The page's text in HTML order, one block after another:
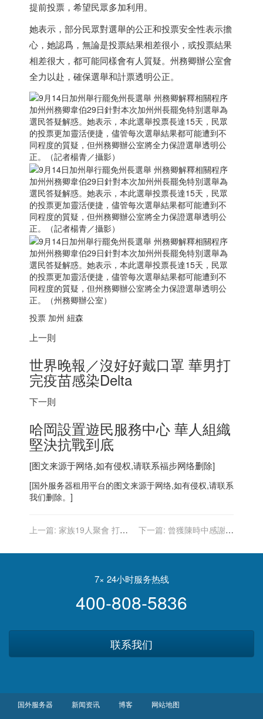
提前投票，希望民眾多加利用。
她表示，部分民眾對選舉的公正和投票安全性表示擔
心，她認爲，無論是投票結果相差很小，或投票結果
相差很大，都可能同樣會有人質疑。州務卿辦公室會
全力以赴，確保選舉和計票透明公正。
加州州務卿韋伯29日針對本次加州州長罷免特別選舉為
選民答疑解惑。她表示，本此選舉投票長達15天，民眾
的投票更加靈活便捷，儘管每次選舉結果都可能遭到不
同程度的質疑，但州務卿辦公室將全力保證選舉透明公
正。（記者楊青／攝影）
加州州務卿韋伯29日針對本次加州州長罷免特別選舉為
選民答疑解惑。她表示，本此選舉投票長達15天，民眾
的投票更加靈活便捷，儘管每次選舉結果都可能遭到不
同程度的質疑，但州務卿辦公室將全力保證選舉透明公
正。（記者楊青／攝影）
加州州務卿韋伯29日針對本次加州州長罷免特別選舉為
選民答疑解惑。她表示，本此選舉投票長達15天，民眾
的投票更加靈活便捷，儘管每次選舉結果都可能遭到不
同程度的質疑，但州務卿辦公室將全力保證選舉透明公
正。（州務卿辦公室）
投票 加州 紐森
上一則
世界晚報／沒好好戴口罩 華男打
完疫苗感染Delta
下一則
哈岡設置遊民服務中心 華人組織
堅決抗戰到底
[图文来源于网络,如有侵权,请联系福步网络删除]
[国外服务器租用平台的图文来源于网络,如有侵权,请联系
我们删除。]
上一篇: 家族19人聚會 打疫
下一篇: 曾獲陳時中感謝狀
7× 24小时服务热线
400-808-5836
联系我们
国外服务器 新闻资讯 博客 网站地图